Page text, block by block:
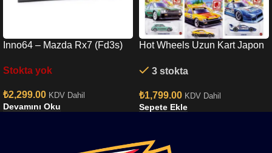
Inno64 – Mazda Rx7 (Fd3s)
lbwk-rx7-01
Stokta yok
₺2,299.00 KDV Dahil
Devamını Oku
Hot Wheels Uzun Kart Japon
3 stokta
₺1,799.00 KDV Dahil
Sepete Ekle